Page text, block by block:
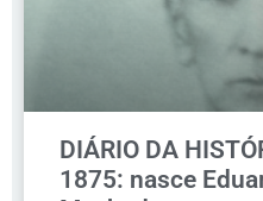
DIÁRIO DA
1875: nasce